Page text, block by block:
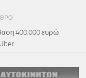
400.000 ευρώ